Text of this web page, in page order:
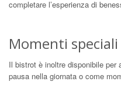
completare l’esperienza di
Momenti speciali
Il bistrot è inoltre disponibile
pausa nella giornata o come